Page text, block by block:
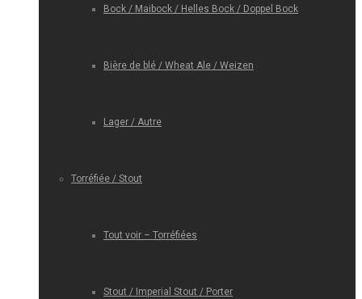
Bock / Maibock / Helles Bock / Doppel Bock
Bière de blé / Wheat Ale / Weizen
Lager / Autre
Torréfiée / Stout
Tout voir – Torréfiées
Stout / Imperial Stout / Porter